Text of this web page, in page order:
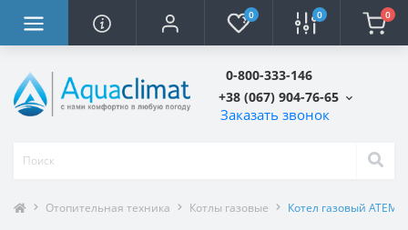
0 0 0
0-800-333-146
+38 (067) 904-76-65
Заказать звонок
Отопительная техника Котлы газовые Котел газовый АТЕМ